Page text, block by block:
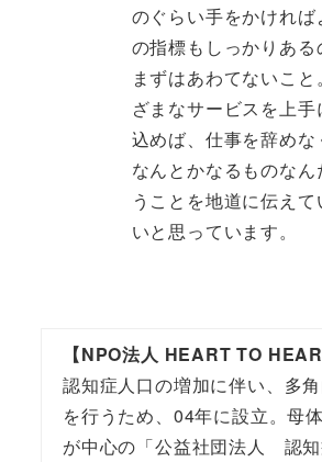
のぐらい手をかければ
の指標もしっかりある
まずはあわてないこと
ざまなサービスを上手
込めば、仕事を辞めな
なんとかなるものなん
うことを地道に伝えて
いと思っています。
【NPO法人 HEART TO
認知症人口の増加に伴い、多
を行うため、04年に設立。母
が中心の「公益社団法人 認